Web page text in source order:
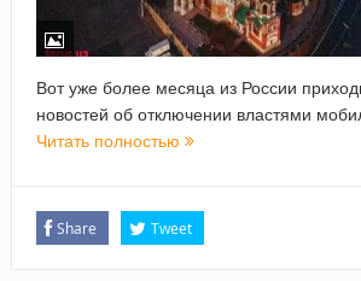
Вот уже более месяца из России
новостей об отключении властями
Читать полностью
Share Tweet